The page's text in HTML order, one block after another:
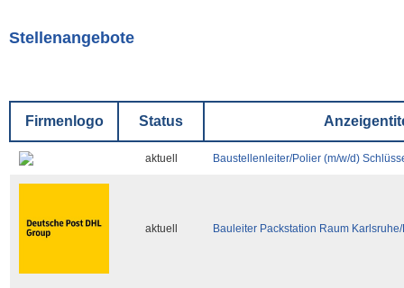
Stellenangebote
Firmenlogo Status
aktuell Baustellenleiter/Polier (m/w/d)
aktuell Bauleiter Packstation Raum